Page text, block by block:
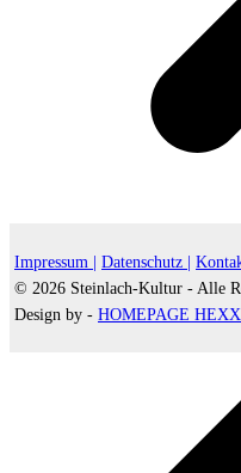
Impressum | Datenschutz |
© 2026 Steinlach-Kultur - Alle
Design by - HOMEPAGE